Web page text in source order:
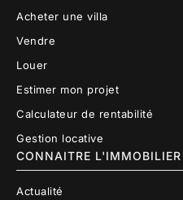
Acheter une villa
Vendre
Louer
Estimer mon projet
Calculateur de rentabilité
Gestion locative
CONNAITRE L'IMMOBILIER
Actualité